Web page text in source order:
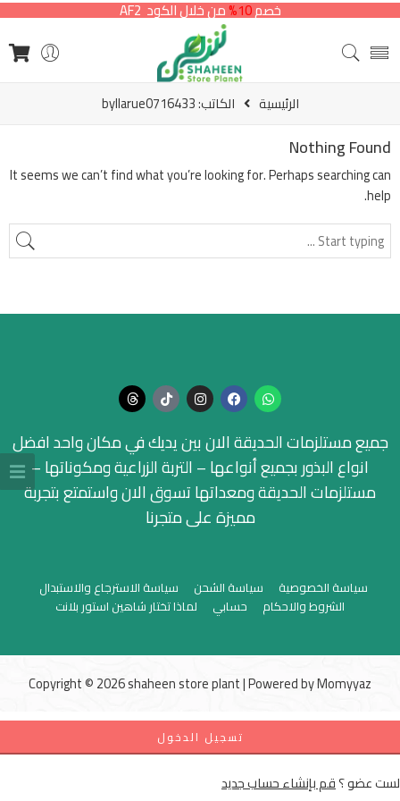
خصم10% من خلال الكود AF2
الرئيسية الكاتب: byllarue0716433
Nothing Found
It seems we can’t find what you’re looking for. Perhaps searching can
help.
جميع مستلزمات الحديقة الان بين يديك في مكان واحد افضل
انواع البذور بجميع أنواعها – التربة الزراعية ومكوناتها –
مستلزمات الحديقة ومعداتها تسوق الان واستمتع بتجربة
مميزة على متجرنا
سياسة الخصوصية سياسة الشحن
سياسة الاسترجاع والاستبدال
الشروط والاحكام
حسابي لماذا تختار شاهين استور بلانت
Copyright © 2026 shaheen store plant | Powered byMomyyaz
تسجيل الدخول
لست عضو ؟قم بإنشاء حساب جديد